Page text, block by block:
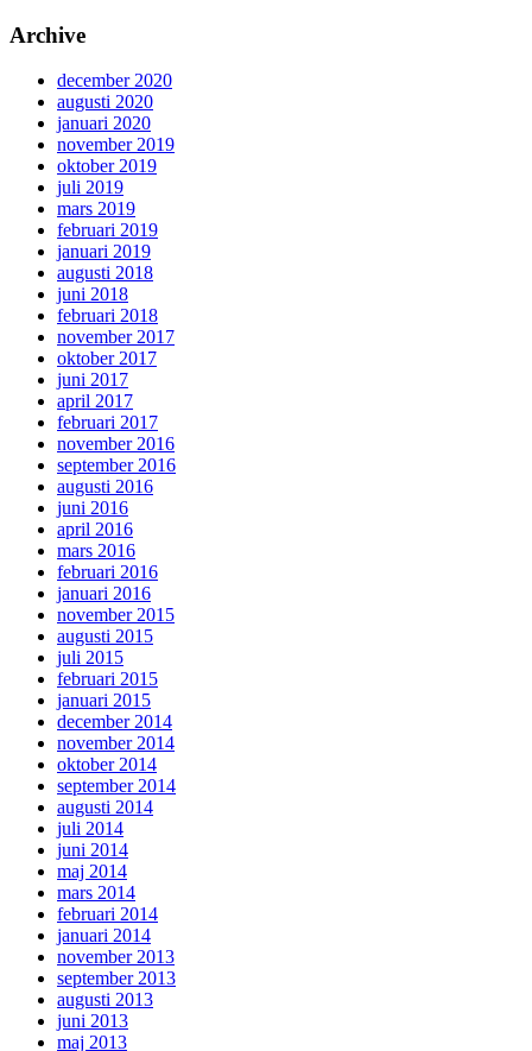
Archive
december 2020
augusti 2020
januari 2020
november 2019
oktober 2019
juli 2019
mars 2019
februari 2019
januari 2019
augusti 2018
juni 2018
februari 2018
november 2017
oktober 2017
juni 2017
april 2017
februari 2017
november 2016
september 2016
augusti 2016
juni 2016
april 2016
mars 2016
februari 2016
januari 2016
november 2015
augusti 2015
juli 2015
februari 2015
januari 2015
december 2014
november 2014
oktober 2014
september 2014
augusti 2014
juli 2014
juni 2014
maj 2014
mars 2014
februari 2014
januari 2014
november 2013
september 2013
augusti 2013
juni 2013
maj 2013